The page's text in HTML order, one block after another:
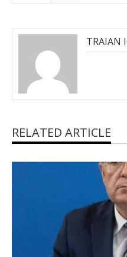
TRAIAN
RELATED ARTICLE